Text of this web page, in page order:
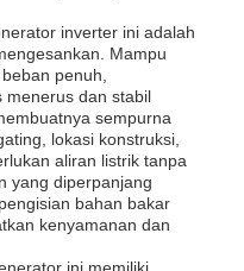
inverter ini adalah
Mampu
penuh,
menerus dan stabil
sempurna
lokasi konstruksi,
aliran listrik tanpa
yang diperpanjang
bahan bakar
kenyamanan dan
ini memiliki